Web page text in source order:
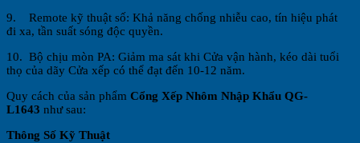
9. Remote kỹ thuật số: Khả năng chống nhiễu cao, tín hiệu phát
đi xa, tần suất sóng độc quyền.
10. Bộ chịu mòn PA: Giảm ma sát khi Cửa vận hành, kéo dài tuổi
thọ của dãy Cửa xếp có thể đạt đến 10-12 năm.
Quy cách của sản phẩm Cổng Xếp Nhôm Nhập Khẩu QG-
L1643 như sau:
Thông Số Kỹ Thuật